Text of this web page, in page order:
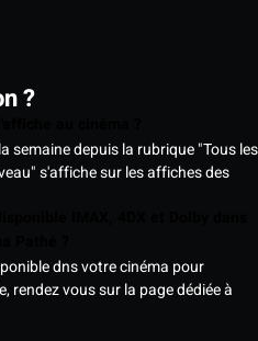
?
semaine depuis la rubrique "Tous les
s'affiche sur les affiches des
dns votre cinéma pour
rendez vous sur la page dédiée à